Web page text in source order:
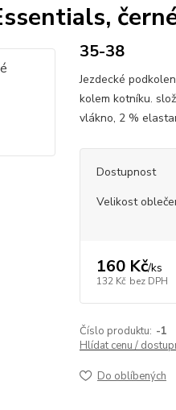
35-38
Jezdecké
kolem kotníku.
vlákno, 2 %
Dostupnost
Velikost
160 Kč/ks
132 Kč bez DPH
Číslo produktu: -1
Hlídat cenu /
Do oblíbených